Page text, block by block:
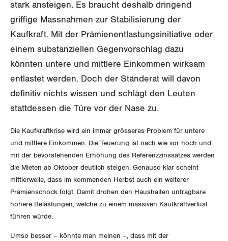
Post
Kommunikation und Medien
Gleichstellung von Frauen und Männern
MIGRATION
GEWERKSCHAFTSPOLITIK
International
Landesstreik
SERVICE
GEWERKSCHAFTSMITGLIED WERDEN
LOHNRECHNER
WEITERBILDUNG
NEWSLETTER
DER SGB
Vorstand
KANTONALE BÜNDE
Medien
Publikationen
Blog
stark ansteigen. Es braucht deshalb dringend
griffige Massnahmen zur Stabilisierung der
Kaufkraft. Mit der Prämienentlastungs­initiative oder
einem substanziellen Gegenvorschlag dazu
könnten untere und mittlere Ein­kommen wirksam
entlastet werden. Doch der Ständerat will davon
definitiv nichts wissen und schlägt den Leuten
stattdessen die Türe vor der Nase zu.
Die Kaufkraftkrise wird ein immer grösseres Problem für untere
und mittlere Einkommen. Die Teuerung ist nach wie vor hoch und
mit der bevorstehenden Erhöhung des Referenzzinssatzes werden
die Mie­ten ab Oktober deutlich steigen. Genauso klar scheint
mittlerweile, dass im kommenden Herbst auch ein weiterer
Prämienschock folgt. Damit drohen den Haushalten untragbare
höhere Belas­tungen, welche zu einem massiven Kaufkraftverlust
führen würde.
Umso besser – könnte man meinen –, dass mit der